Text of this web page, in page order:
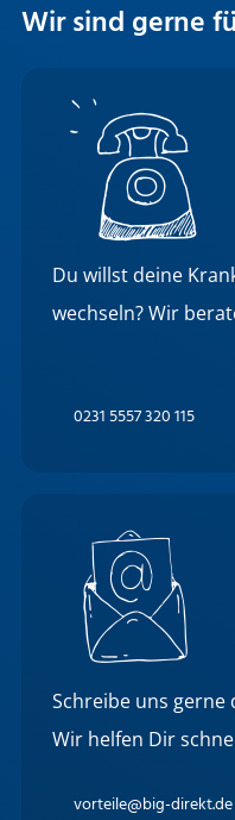
Wir sind gerne
Du willst deine
wechseln? Wir
0231 5557 320 115
Schreibe uns gerne
Wir helfen Dir
vorteile@big-direkt.de